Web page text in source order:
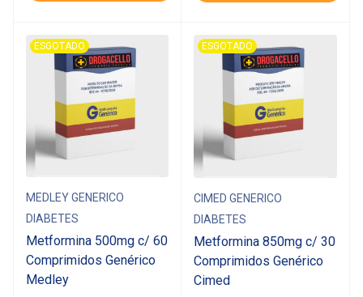
ESGOTADO
MEDLEY GENERICO
DIABETES
Metformina 500mg c/ 60
Comprimidos Genérico
Medley
ESGOTADO
CIMED GENERICO
DIABETES
Metformina 850mg c/ 30
Comprimidos Genérico
Cimed